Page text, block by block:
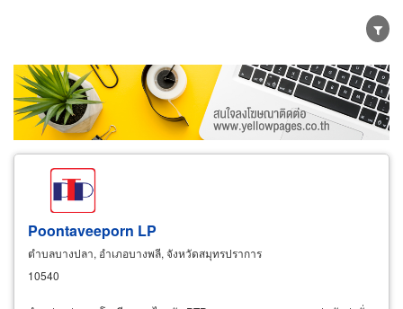
Wholesale Retail Manufacturer
Dealer
Exporter/Importer
Service Business
Poontaveeporn LP
ตำบลบางปลา, อำเภอบางพลี, จังหวัดสมุทรปราการ
10540